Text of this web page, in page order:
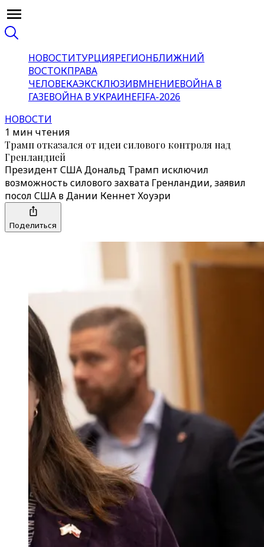
НОВОСТИТУРЦИЯРЕГИОНБЛИЖНИЙ
ВОСТОКПРАВА
ЧЕЛОВЕКАЭКСКЛЮЗИВМНЕНИЕВОЙНА В
ГАЗЕВОЙНА В УКРАИНЕFIFA-2026
НОВОСТИ
1 мин чтения
Трамп отказался от идеи силового контроля над
Гренландией
Президент США Дональд Трамп исключил
возможность силового захвата Гренландии, заявил
посол США в Дании Кеннет Хоуэри
Поделиться